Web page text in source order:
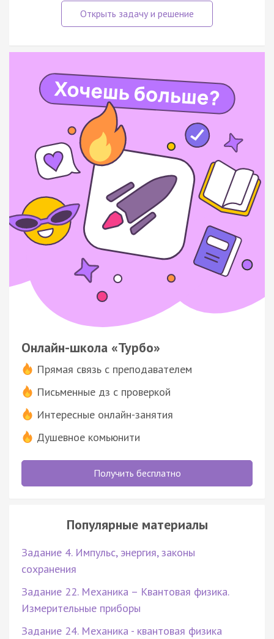
Онлайн-школа «Турбо»
Прямая связь с преподавателем
Письменные дз с проверкой
Интересные онлайн-занятия
Душевное комьюнити
Получить бесплатно
Популярные материалы
Задание 4. Импульс, энергия, законы
сохранения
Задание 22. Механика – Квантовая физика.
Измерительные приборы
Задание 24. Механика - квантовая физика